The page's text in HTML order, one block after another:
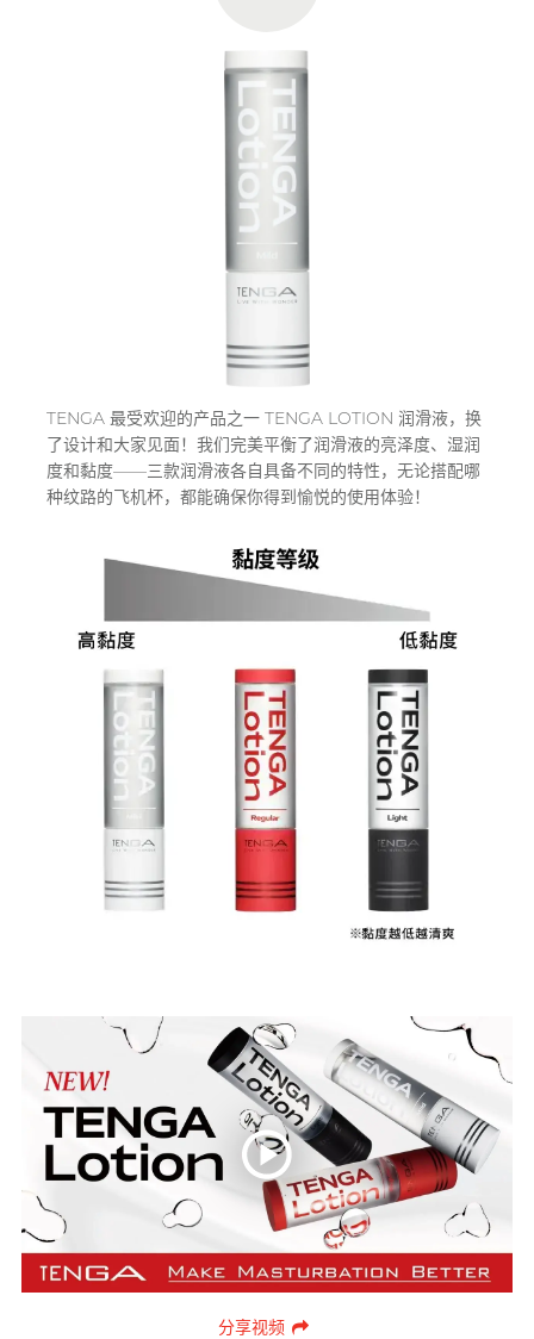
TENGA 最受欢迎的产品之一 TENGA LOTION 润滑液，换
了设计和大家见面！我们完美平衡了润滑液的亮泽度、湿润
度和黏度——三款润滑液各自具备不同的特性，无论搭配哪
种纹路的飞机杯，都能确保你得到愉悦的使用体验！
分享视频